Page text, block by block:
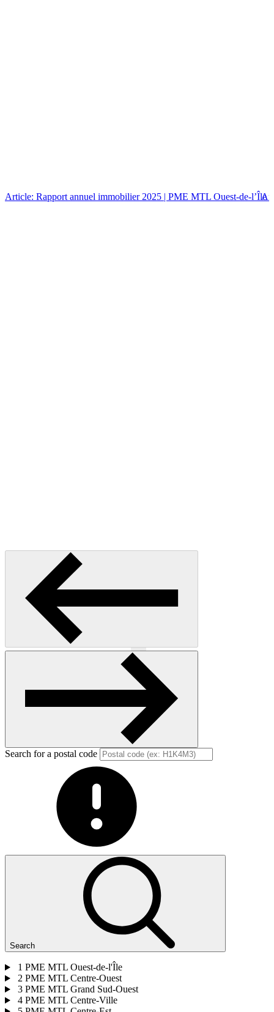
Article: Rapport annuel immobilier 2025 | PME MTL Ouest-de-l’Île
Previous
Search for a postal code
Search
1 PME MTL Ouest-de-l'Île
2 PME MTL Centre-Ouest
3 PME MTL Grand Sud-Ouest
4 PME MTL Centre-Ville